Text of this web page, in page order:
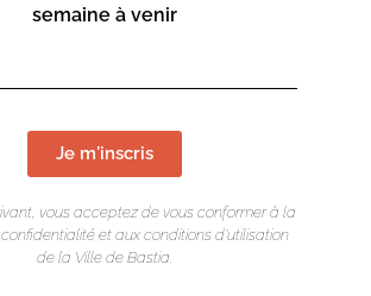
semaine à venir
Je m'inscris
vous acceptez de vous conformer à la
et aux conditions d’utilisation
de la Ville de Bastia.